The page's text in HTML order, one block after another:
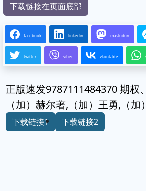
下载链接在页面底部
facebook linkedin mastodon
twitter viber vkontakte
正版速发9787111484370 期权
（加）赫尔著,（加）王勇,（
下载链接1 下载链接2